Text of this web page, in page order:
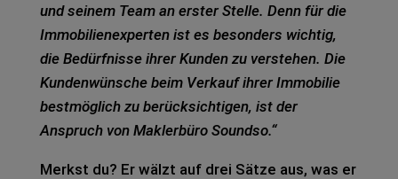
und sei­nem Team an ers­ter Stel­le. Denn für die
Immo­bi­li­en­ex­per­ten ist es beson­ders wich­tig,
die Bedürf­nis­se ihrer Kun­den zu ver­ste­hen. Die
Kun­den­wün­sche beim Ver­kauf ihrer Immo­bi­lie
best­mög­lich zu berück­sich­ti­gen, ist der
Anspruch von Mak­ler­bü­ro Sound­so.“
Merkst du? Er wälzt auf drei Sätze aus, was er